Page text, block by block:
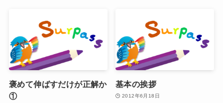
褒めて伸ばすだけが正解か
①
基本の挨拶
2012年6月18日